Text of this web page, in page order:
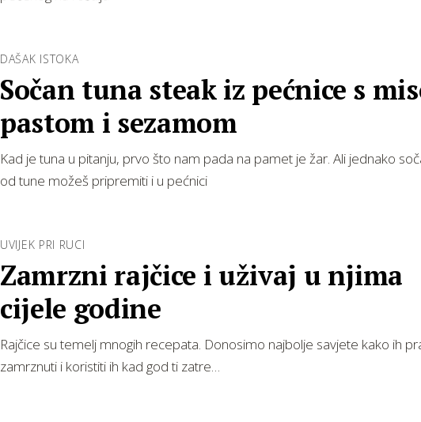
DAŠAK ISTOKA
Sočan tuna steak iz pećnice s
pastom i sezamom
Kad je tuna u pitanju, prvo što nam pada na pamet je žar. Ali jednako
od tune možeš pripremiti i u pećnici
UVIJEK PRI RUCI
Zamrzni rajčice i uživaj u njima
cijele godine
Rajčice su temelj mnogih recepata. Donosimo najbolje savjete kako ih
zamrznuti i koristiti ih kad god ti zatre…